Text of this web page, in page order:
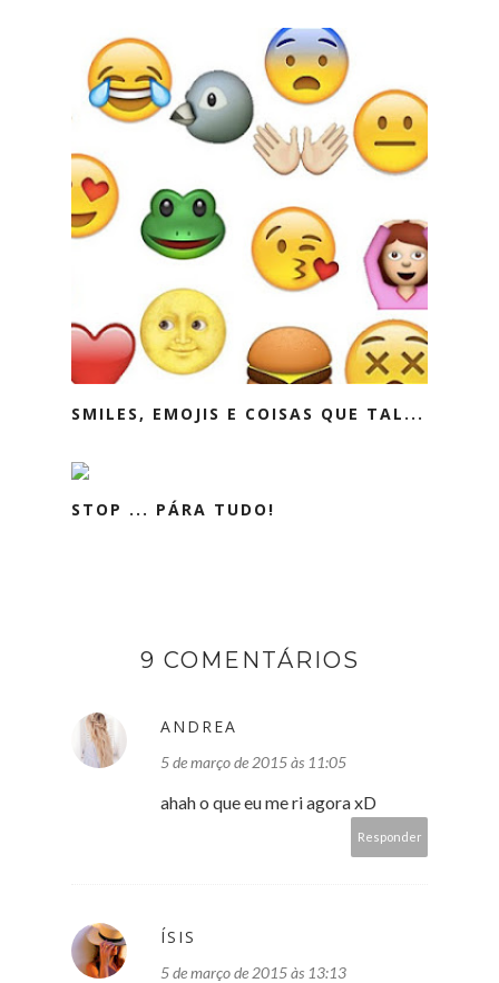
SMILES, EMOJIS E COISAS QUE TAL...
STOP ... PÁRA TUDO!
9 COMENTÁRIOS
ANDREA
5 de março de 2015 às 11:05
ahah o que eu me ri agora xD
Responder
ÍSIS
5 de março de 2015 às 13:13